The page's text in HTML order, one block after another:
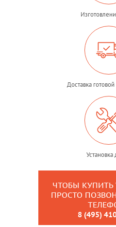
Доставка
Установка
ЧТОБЫ КУПИТЬ
ПРОСТО
8 (495)